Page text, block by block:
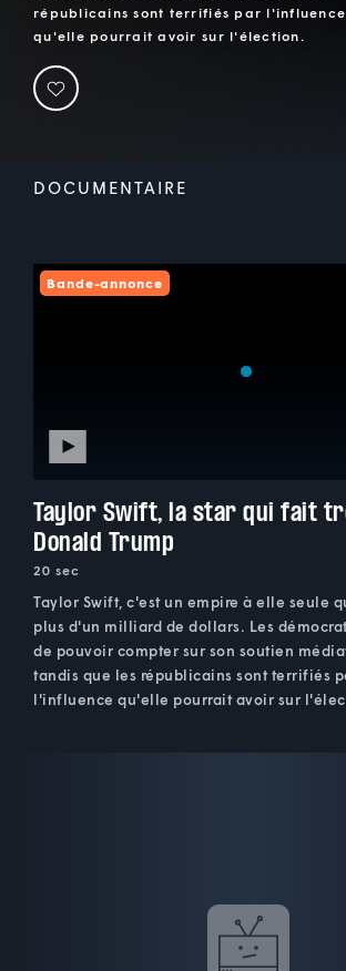
républicains sont terrifiés par l'influence
qu'elle pourrait avoir sur l'élection.
DOCUMENTAIRE
Bande-annonce
Taylor Swift, la star qui fait
Donald Trump
20 sec
Taylor Swift, c'est un empire à elle seule
plus d'un milliard de dollars. Les
de pouvoir compter sur son soutien
tandis que les républicains sont terrifiés
l'influence qu'elle pourrait avoir sur